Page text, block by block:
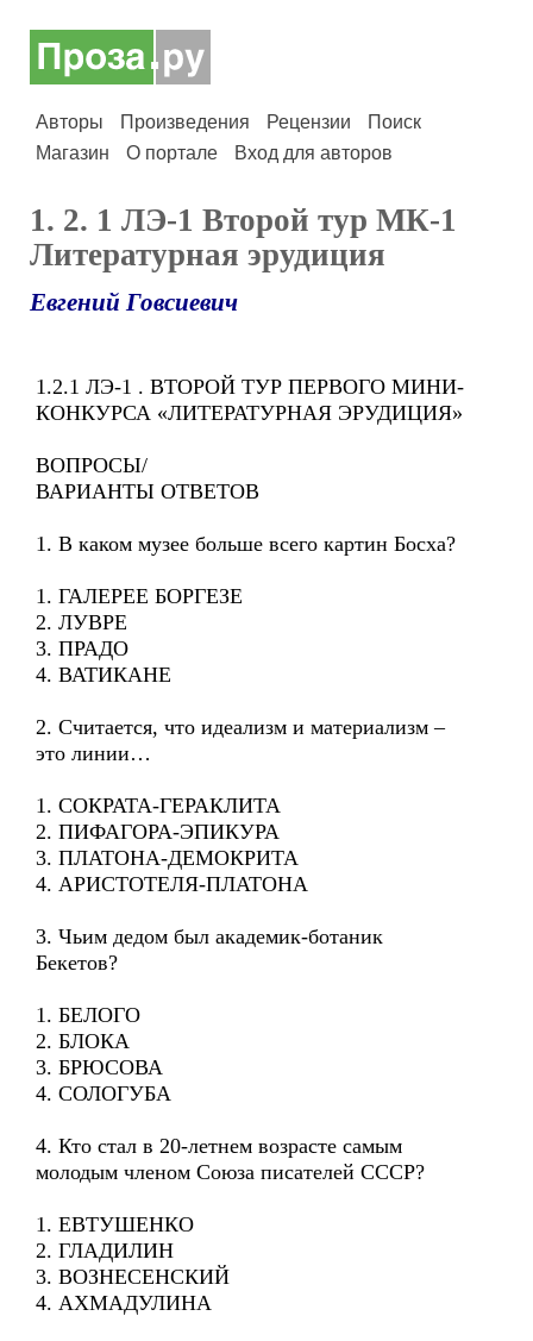
Авторы Произведения Рецензии
Поиск
Магазин
О портале Вход для авторов
1. 2. 1 ЛЭ-1 Второй тур МК-1
Литературная эрудиция
Евгений Говсиевич
1.2.1 ЛЭ-1 . ВТОРОЙ ТУР ПЕРВОГО МИНИ-
КОНКУРСА «ЛИТЕРАТУРНАЯ ЭРУДИЦИЯ»
ВОПРОСЫ/
ВАРИАНТЫ ОТВЕТОВ
1. В каком музее больше всего картин Босха?
1. ГАЛЕРЕЕ БОРГЕЗЕ
2. ЛУВРЕ
3. ПРАДО
4. ВАТИКАНЕ
2. Считается, что идеализм и материализм –
это линии…
1. СОКРАТА-ГЕРАКЛИТА
2. ПИФАГОРА-ЭПИКУРА
3. ПЛАТОНА-ДЕМОКРИТА
4. АРИСТОТЕЛЯ-ПЛАТОНА
3. Чьим дедом был академик-ботаник
Бекетов?
1. БЕЛОГО
2. БЛОКА
3. БРЮСОВА
4. СОЛОГУБА
4. Кто стал в 20-летнем возрасте самым
молодым членом Союза писателей СССР?
1. ЕВТУШЕНКО
2. ГЛАДИЛИН
3. ВОЗНЕСЕНСКИЙ
4. АХМАДУЛИНА